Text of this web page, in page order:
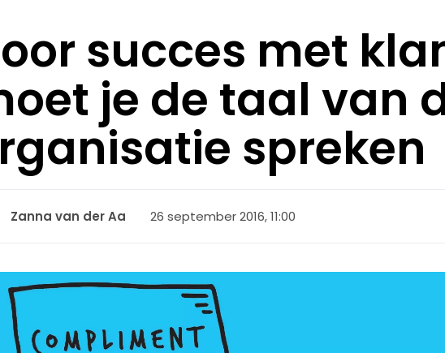
succes met
je de taal van
spreken
Zanna van der Aa 26 september 2016, 11:00